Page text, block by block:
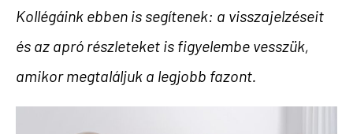
Kollégáink ebben is segítenek: a visszajelzéseit
és az apró részleteket is figyelembe vesszük,
amikor megtaláljuk a legjobb fazont.